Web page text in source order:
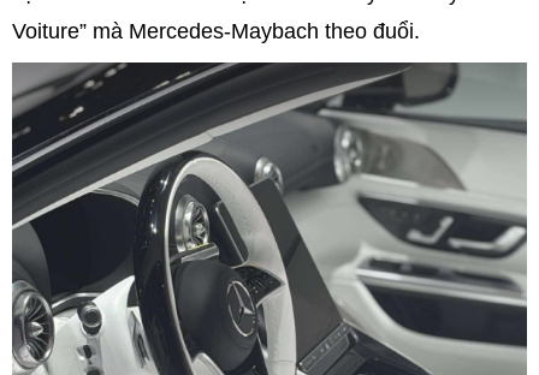
Voiture” mà Mercedes-Maybach theo đuổi.